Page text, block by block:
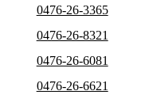
0476-26-3365
0476-26-8321
0476-26-6081
0476-26-6621